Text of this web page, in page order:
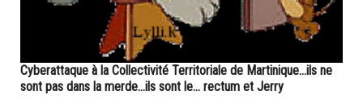
Cyberattaque à la Collectivité Territoriale de Martinique...ils ne
sont pas dans la merde...ils sont le... rectum et Jerry